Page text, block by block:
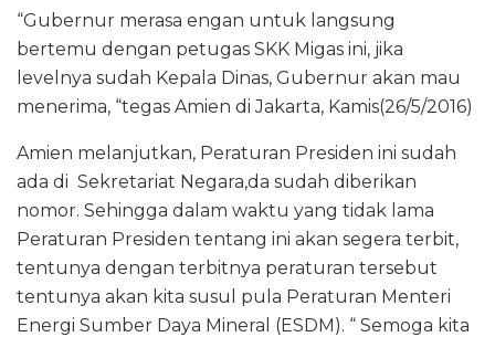
“Gubernur merasa engan untuk langsung
bertemu dengan petugas SKK Migas ini, jika
levelnya sudah Kepala Dinas, Gubernur akan mau
menerima, “tegas Amien di Jakarta, Kamis(26/5/2016)
Amien melanjutkan, Peraturan Presiden ini sudah
ada di Sekretariat Negara,da sudah diberikan
nomor. Sehingga dalam waktu yang tidak lama
Peraturan Presiden tentang ini akan segera terbit,
tentunya dengan terbitnya peraturan tersebut
tentunya akan kita susul pula Peraturan Menteri
Energi Sumber Daya Mineral (ESDM). “ Semoga kita